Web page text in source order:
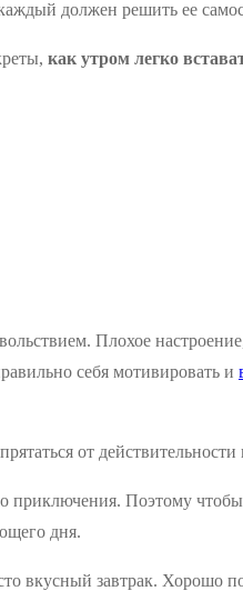
должен решить ее
как утром легко
Плохое
себя мотивировать и
от
приключения. Поэтому
дня.
вкусный завтрак. Хорошо